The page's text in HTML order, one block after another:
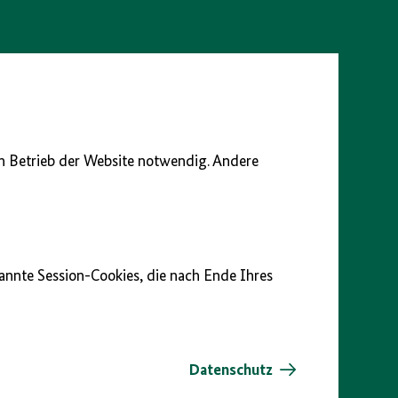
Betrieb der Website notwendig. Andere
Session-Cookies, die nach Ende Ihres
Datenschutz